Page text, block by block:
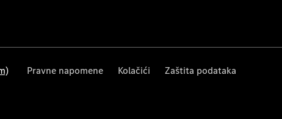
Pravne napomene Kolačići Zaštita podataka